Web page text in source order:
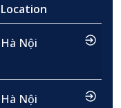
Location
Hà Nội …
Hà Nội …